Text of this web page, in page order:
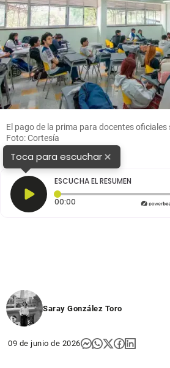
El pago de la prima para docentes
Foto: Cortesía
Toca para escuchar×
ESCUCHA EL RESUMEN
00:00 Tiempo transcurrido: 0
Saray González Toro
09 de junio de 2026